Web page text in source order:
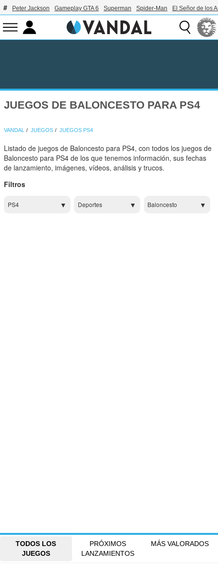
Peter Jackson Gameplay GTA 6 Superman Spider-Man El Señor de los
JUEGOS DE BALONCESTO PARA PS4
VANDAL JUEGOS JUEGOS PS4
Listado de juegos de Baloncesto para PS4, con todos los juegos de
Baloncesto para PS4 de los que tenemos información, sus fechas
de lanzamiento, imágenes, vídeos, análisis y trucos.
Filtros
PS4 Deportes Baloncesto
TODOS LOS
JUEGOS
PRÓXIMOS
LANZAMIENTOS
MÁS VALORADOS